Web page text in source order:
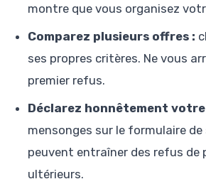
montre que vous organisez
Comparez plusieurs offres :
ses propres critères. Ne vous
premier refus.
Déclarez honnêtement
mensonges sur le formulaire
peuvent entraîner des refus de
ultérieurs.